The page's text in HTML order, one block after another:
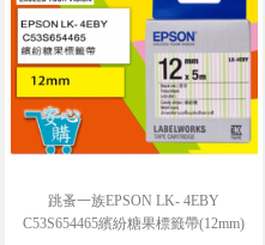
跳蚤一族EPSON LK- 4EBY
C53S654465繽紛糖果標籤帶(12mm)